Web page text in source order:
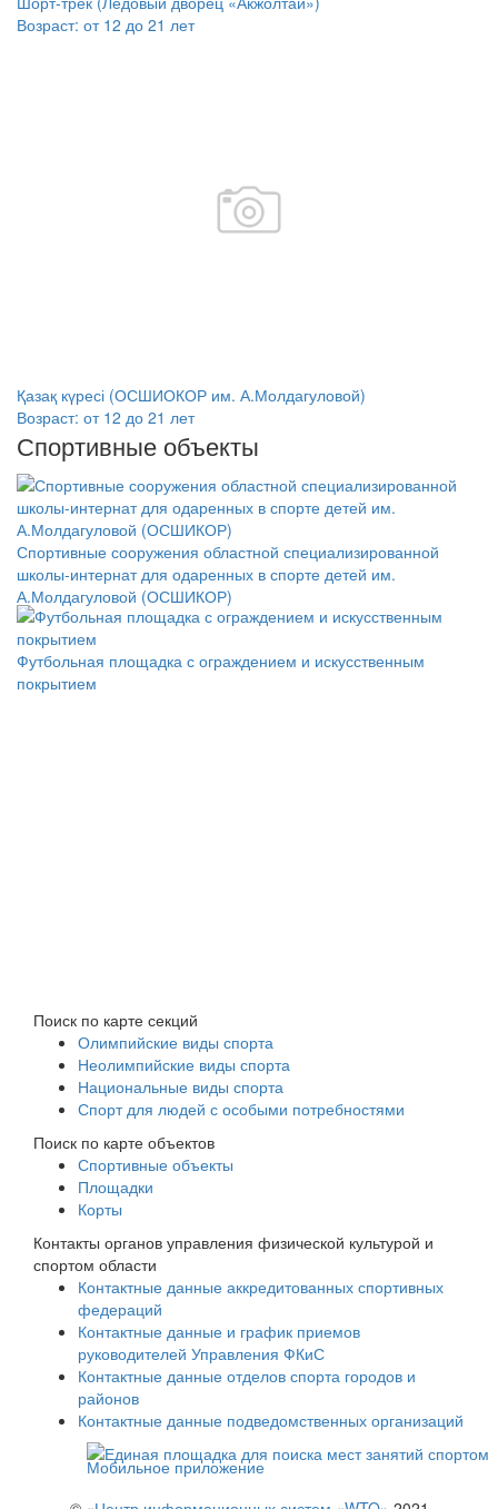
Возраст: от 12 до 21 лет
Қазақ күресі (ОСШИОКОР им. А.Молдагуловой)
Возраст: от 12 до 21 лет
Спортивные объекты
Спортивные сооружения областной специализированной
школы-интернат для одаренных в спорте детей им.
А.Молдагуловой (ОСШИКОР)
Футбольная площадка с ограждением и искусственным
покрытием
Поиск по карте секций
Олимпийские виды спорта
Неолимпийские виды спорта
Национальные виды спорта
Спорт для людей с особыми потребностями
Поиск по карте объектов
Спортивные объекты
Площадки
Корты
Контакты органов управления физической культурой и
спортом области
Контактные данные аккредитованных спортивных
федераций
Контактные данные и график приемов
руководителей Управления ФКиС
Контактные данные отделов спорта городов и
районов
Контактные данные подведомственных организаций
Мобильное приложение